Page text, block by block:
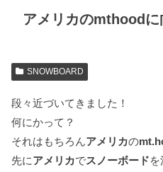
アメリカのmthoodに
SNOWBOARD
段々近づいてきました！
何にかって？
それはもちろんアメリカの
先にアメリカでスノーボード